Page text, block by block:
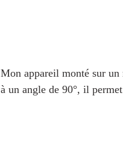
Mon appareil monté sur
à un angle de 90°, il